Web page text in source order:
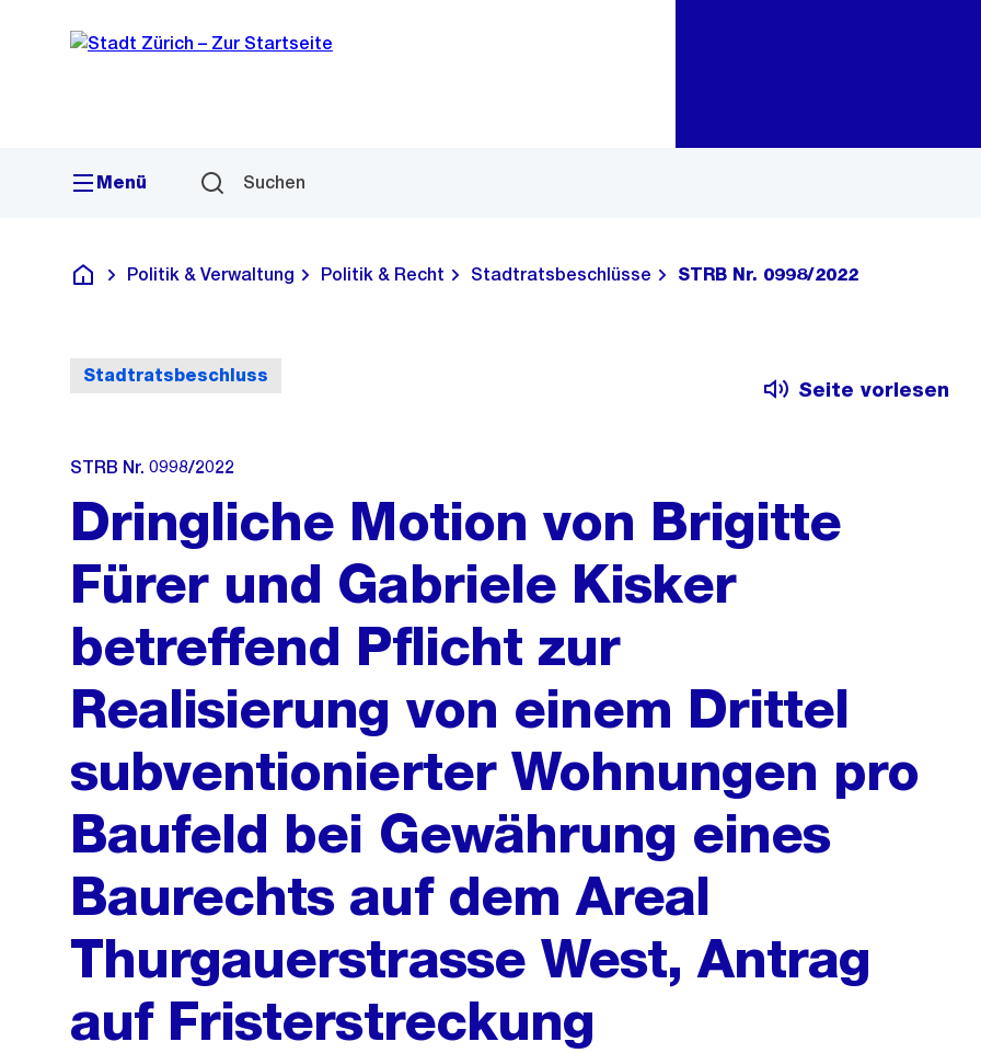
Navigation
Sprunglink
Menü Suchen
Deutsch
Politik & Verwaltung Politik & Recht Stadtratsbeschlüsse STRB Nr. 0998/2022
Stadtratsbeschluss
Seite vorlesen
STRB Nr. 0998/2022
Dringliche Motion von Brigitte
Fürer und Gabriele Kisker
betreffend Pflicht zur
Realisierung von einem Drittel
subventionierter Wohnungen pro
Baufeld bei Gewährung eines
Baurechts auf dem Areal
Thurgauerstrasse West, Antrag
auf Fristerstreckung